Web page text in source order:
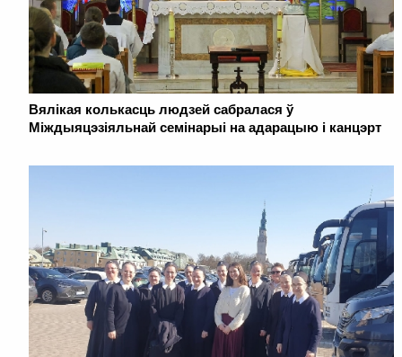
Вялікая колькасць людзей сабралася ў
Міждыяцэзіяльнай семінарыі на адарацыю і канцэрт